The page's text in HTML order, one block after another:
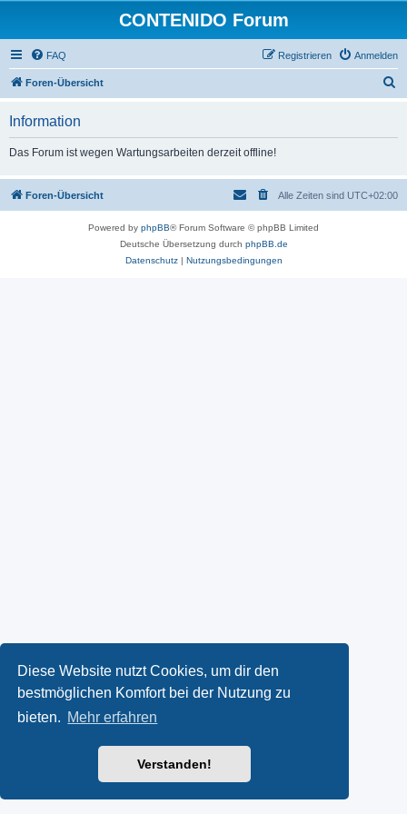
Diese Website nutzt Cookies, um dir den
bestmöglichen Komfort bei der Nutzung zu
bieten. Mehr erfahren
Verstanden!
CONTENIDO Forum
FAQ Anmelden
Registrieren
Foren-Übersicht
Information
Das Forum ist wegen Wartungsarbeiten derzeit offline!
Foren-Übersicht Alle Zeiten sind UTC+02:00
Powered by phpBB® Forum Software © phpBB Limited
Deutsche Übersetzung durch phpBB.de
Datenschutz| Nutzungsbedingungen